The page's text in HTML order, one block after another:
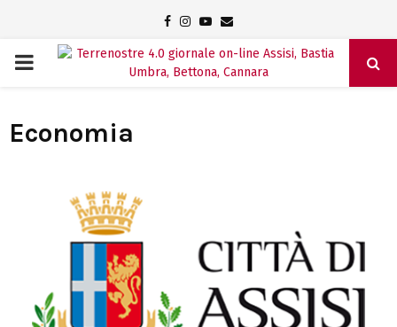
Facebook
Instagram
Youtube
Email
PRIMARY
Economia